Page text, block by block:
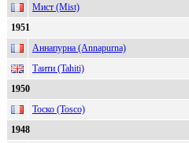
Мист (Mist)
1951
Аннапурна (Annapurna)
Таити (Tahiti)
1950
Тоско (Tosco)
1948